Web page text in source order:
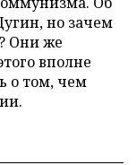
но зачем
Они же
вполне
о том, чем